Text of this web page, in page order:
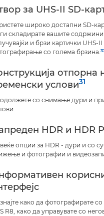
за UHS-II SD-
широко достапни SD-
складирате вашите
и брзи картички UHS-II
со голема брзина.
отпорна
услови31
со снимање дури и
HDR и HDR
опции за HDR - дури и со
и фотографии и
како да фотографирате
R8, како да управувате со